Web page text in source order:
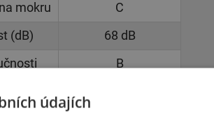
mokru
C
(dB)
68 dB
B
údajích